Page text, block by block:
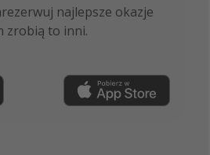
najlepsze okazje
zrobią to inni.
podróżnicze, porady